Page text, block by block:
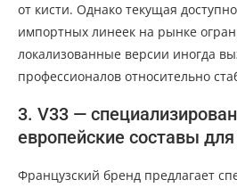
от кисти. Однако текущая
импортных линеек на рынке
локализованные версии иногда
профессионалов относительно
3. V33 —
европейские составы
Французский бренд предлагает